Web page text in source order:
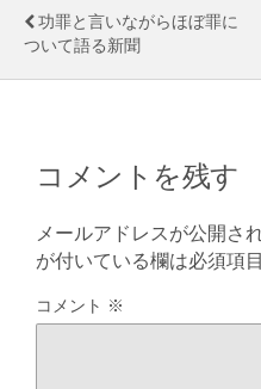
功罪と言いながらほぼ罪に
ついて語る新聞
コメントを残す
メールアドレスが公開さ
が付いている欄は必須項
コメント ※